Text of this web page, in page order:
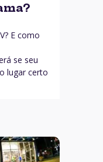
E como
se seu
lugar certo